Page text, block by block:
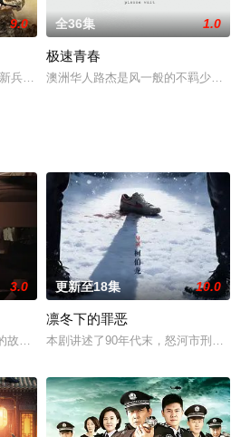
，想凭一己之力逆天改命。 可江湖险恶
9.0
兵，性格桀傲不驯，新兵连结束后被领
全36集 1.0
极速青春
澳洲华人路杰是风一般的不羁少年
3.0
故事——用一场精心策划的“夏令营”完成复
更新至18集 10.0
凛冬下的罪恶
本剧讲述了90年代末，怒河市刑侦